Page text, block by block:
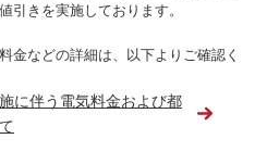
引きを実施しております。
金などの詳細は、以下よりご確認く
に伴う電気料金および都